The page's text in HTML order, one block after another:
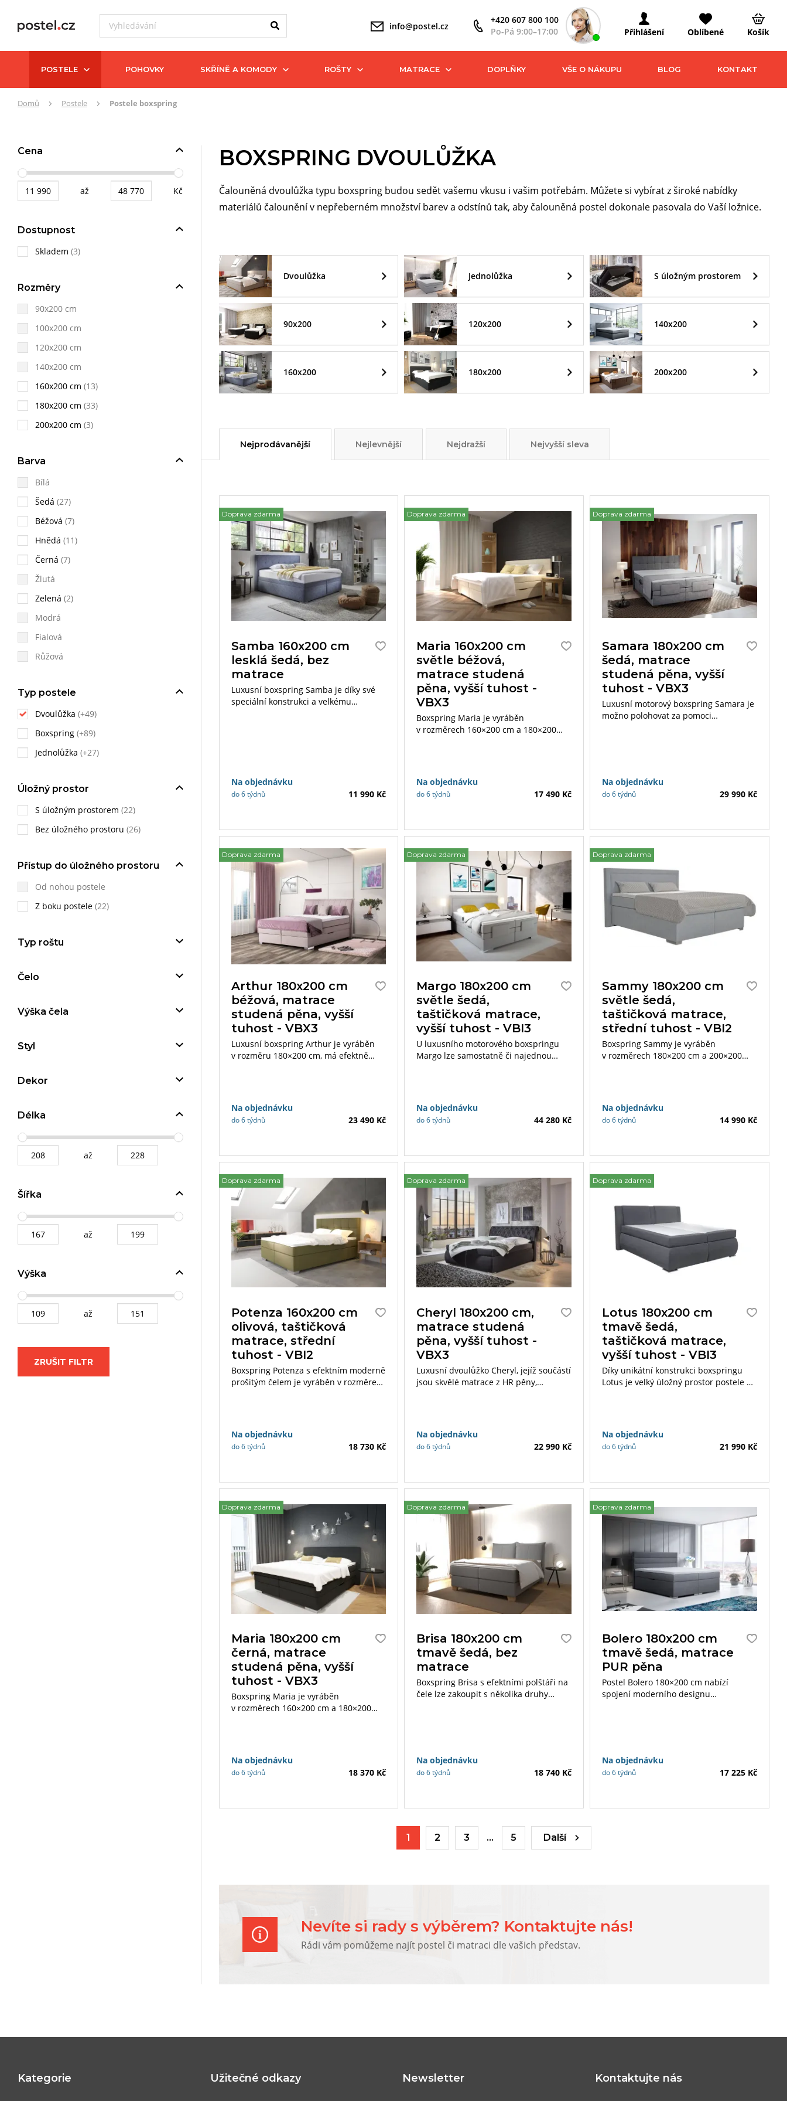
info@postel.cz
+420 607 800 100
Po-Pá 9:00–17:00
Přihlášení Oblíbené Košík
POSTELE POHOVKY SKŘÍNĚ A KOMODY ROŠTY MATRACE DOPLŇKY VŠE O NÁKUPU BLOG KONTAKT
ZdeDomů Postele Postele boxspring
BOXSPRING DVOULŮŽKA
Čalouněná dvoulůžka typu boxspring budou sedět vašemu vkusu i vašim potřebám. Můžete si vybírat z široké nabídky
materiálů čalounění v nepřeberném množství barev a odstínů tak, aby čalouněná postel dokonale pasovala do Vaší ložnice.
Dvoulůžka Jednolůžka S úložným prostorem
90x200 120x200 140x200
160x200 180x200 200x200
Cena
až Kč
Dostupnost
Skladem (3)
Rozměry
90x200 cm
100x200 cm
120x200 cm
140x200 cm
160x200 cm (13)
180x200 cm (33)
200x200 cm (3)
Barva
Bílá
Šedá (27)
Béžová (7)
Hnědá (11)
Černá (7)
Žlutá
Zelená (2)
Modrá
Fialová
Růžová
Typ postele
Dvoulůžka (+49)
Boxspring (+89)
Jednolůžka (+27)
Úložný prostor
S úložným prostorem (22)
Bez úložného prostoru (26)
Přístup do úložného prostoru
Od nohou postele
Z boku postele (22)
Typ roštu
Čelo
Výška čela
Styl
Dekor
Délka
až
Šířka
až
Výška
až
ZRUŠIT FILTR
Nejprodávanější Nejlevnější Nejdražší Nejvyšší sleva
Doprava zdarma
Samba 160x200 cm
lesklá šedá, bez
matrace
Luxusní boxspring Samba je díky své
speciální konstrukci a velkému
Na objednávku
do 6 týdnů 11 990 Kč
Doprava zdarma
Maria 160x200 cm
světle béžová,
matrace studená
pěna, vyšší tuhost -
VBX3
Boxspring Maria je vyráběn
v rozměrech 160×200 cm a 180×200
Na objednávku
do 6 týdnů 17 490 Kč
Doprava zdarma
Samara 180x200 cm
šedá, matrace
studená pěna, vyšší
tuhost - VBX3
Luxusní motorový boxspring Samara je
možno polohovat za pomoci
Na objednávku
do 6 týdnů 29 990 Kč
Doprava zdarma
Arthur 180x200 cm
béžová, matrace
studená pěna, vyšší
tuhost - VBX3
Luxusní boxspring Arthur je vyráběn
v rozměru 180×200 cm, má efektně
Na objednávku
do 6 týdnů 23 490 Kč
Doprava zdarma
Margo 180x200 cm
světle šedá,
taštičková matrace,
vyšší tuhost - VBI3
U luxusního motorového boxspringu
Margo lze samostatně či najednou
Na objednávku
do 6 týdnů 44 280 Kč
Doprava zdarma
Sammy 180x200 cm
světle šedá,
taštičková matrace,
střední tuhost - VBI2
Boxspring Sammy je vyráběn
v rozměrech 180×200 cm a 200×200
Na objednávku
do 6 týdnů 14 990 Kč
Doprava zdarma
Potenza 160x200 cm
olivová, taštičková
matrace, střední
tuhost - VBI2
Boxspring Potenza s efektním moderně
prošitým čelem je vyráběn v rozměrech
Na objednávku
do 6 týdnů 18 730 Kč
Doprava zdarma
Cheryl 180x200 cm,
matrace studená
pěna, vyšší tuhost -
VBX3
Luxusní dvoulůžko Cheryl, jejíž součástí
jsou skvělé matrace z HR pěny,
dojem podtrhuje nádherné čelo
s originálními knoflíky.
Na objednávku
do 6 týdnů 22 990 Kč
Doprava zdarma
Lotus 180x200 cm
tmavě šedá,
taštičková matrace,
vyšší tuhost - VBI3
Díky unikátní konstrukci boxspringu
Lotus je velký úložný prostor postele na
Na objednávku
do 6 týdnů 21 990 Kč
Doprava zdarma
Maria 180x200 cm
černá, matrace
studená pěna, vyšší
tuhost - VBX3
Boxspring Maria je vyráběn
v rozměrech 160×200 cm a 180×200
Na objednávku
do 6 týdnů 18 370 Kč
Doprava zdarma
Brisa 180x200 cm
tmavě šedá, bez
matrace
Boxspring Brisa s efektními polštáři na
čele lze zakoupit s několika druhy
Na objednávku
do 6 týdnů 18 740 Kč
Doprava zdarma
Bolero 180x200 cm
tmavě šedá, matrace
PUR pěna
Postel Bolero 180×200 cm nabízí
spojení moderního designu
Na objednávku
do 6 týdnů 17 225 Kč
1 2 3 … 5 Další
Nevíte si rady s výběrem? Kontaktujte nás!
Rádi vám pomůžeme najít postel či matraci dle vašich představ.
Kategorie Užitečné odkazy Newsletter Kontaktujte nás